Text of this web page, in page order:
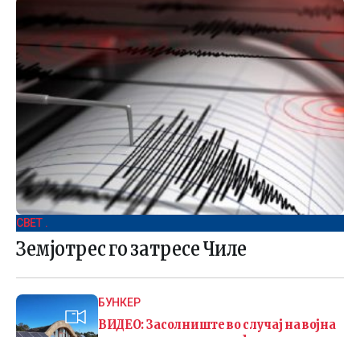
СВЕТ .
Земјотрес го затресе Чиле
БУНКЕР
ВИДЕО: Засолниште во случај на војна